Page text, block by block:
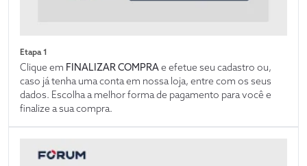
Etapa 1
Clique em FINALIZAR COMPRAe efetue seu cadastro ou,
caso já tenha uma conta em nossa loja, entre com os seus
dados. Escolha a melhor forma de pagamento para você e
finalize a sua compra.